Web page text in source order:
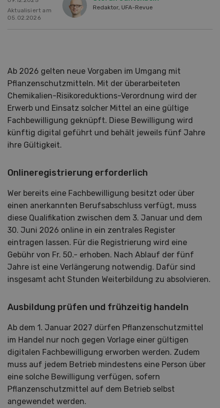
Aktualisiert am
05.02.2026
Redaktor, UFA-Revue
Ab 2026 gelten neue Vorgaben im Umgang mit
Pflanzenschutzmitteln. Mit der überarbeiteten
Chemikalien-Risikoreduktions-Verordnung wird der
Erwerb und Einsatz solcher Mittel an eine gültige
Fachbewilligung geknüpft. Diese Bewilligung wird
künftig digital geführt und behält jeweils fünf Jahre
ihre Gültigkeit.
Onlineregistrierung erforderlich
Wer bereits eine Fachbewilligung besitzt oder über
einen anerkannten Berufsabschluss verfügt, muss
diese Qualifikation zwischen dem 3. Januar und dem
30. Juni 2026 online in ein zentrales Register
eintragen lassen. Für die Registrierung wird eine
Gebühr von Fr. 50.- erhoben. Nach Ablauf der fünf
Jahre ist eine Verlängerung notwendig. Dafür sind
insgesamt acht Stunden Weiterbildung zu absolvieren.
Ausbildung prüfen und frühzeitig handeln
Ab dem 1. Januar 2027 dürfen Pflanzenschutzmittel
im Handel nur noch gegen Vorlage einer gültigen
digitalen Fachbewilligung erworben werden. Zudem
muss auf jedem Betrieb mindestens eine Person über
eine solche Bewilligung verfügen, sofern
Pflanzenschutzmittel auf dem Betrieb selbst
angewendet werden.